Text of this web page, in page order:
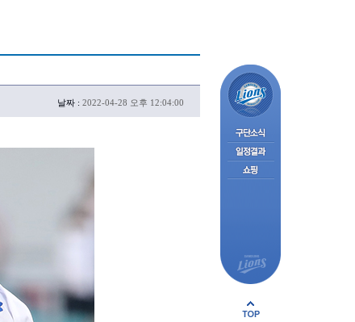
날짜 : 2022-04-28 오후 12:04:00